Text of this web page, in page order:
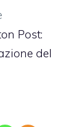
Post:
del